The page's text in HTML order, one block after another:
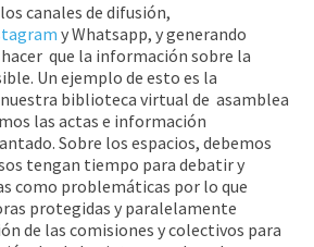
canales de difusión,
y Whatsapp, y generando
que la información sobre la
Un ejemplo de esto es la
biblioteca virtual de asamblea
las actas e información
Sobre los espacios, debemos
tengan tiempo para debatir y
como problemáticas por lo que
protegidas y paralelamente
de las comisiones y colectivos para